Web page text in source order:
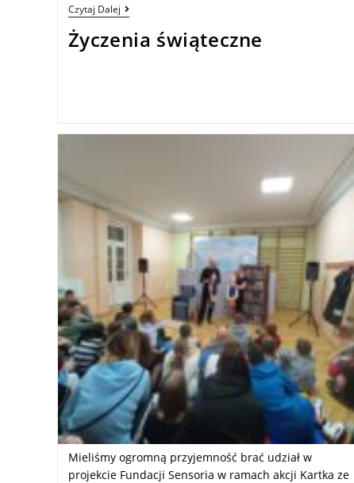
Czytaj Dalej
Życzenia świąteczne
Mieliśmy ogromną przyjemność brać udział w
projekcie Fundacji Sensoria w ramach akcji Kartka ze